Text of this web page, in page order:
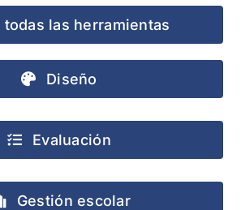
todas las herramientas
Diseño
Evaluación
Gestión escolar